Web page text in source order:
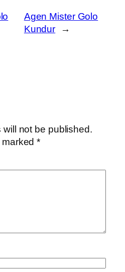
Agen Mister Golo
Kundur
→
not be published.
marked*